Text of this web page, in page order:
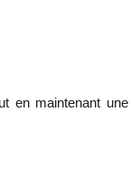
en maintenant une